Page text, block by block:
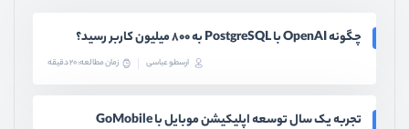
چگونه OpenAI با PostgreSQL به ۸۰۰ میلیون کاربر رسید؟
ارسطو عباسی زمان مطالعه: 20 دقیقه
تجربه یک سال توسعه اپلیکیشن موبایل با GoMobile